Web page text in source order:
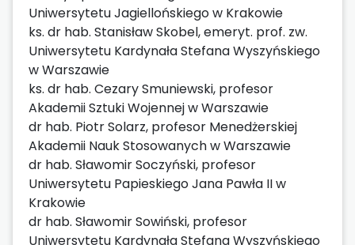
Uniwersytetu Jagiellońskiego w Krakowie
ks. dr hab. Stanisław Skobel, emeryt. prof. zw.
Uniwersytetu Kardynała Stefana Wyszyńskiego
w Warszawie
ks. dr hab. Cezary Smuniewski, profesor
Akademii Sztuki Wojennej w Warszawie
dr hab. Piotr Solarz, profesor Menedżerskiej
Akademii Nauk Stosowanych w Warszawie
dr hab. Sławomir Soczyński, profesor
Uniwersytetu Papieskiego Jana Pawła II w
Krakowie
dr hab. Sławomir Sowiński, profesor
Uniwersytetu Kardynała Stefana Wyszyńskiego